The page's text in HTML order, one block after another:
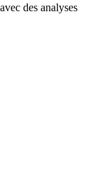
des analyses